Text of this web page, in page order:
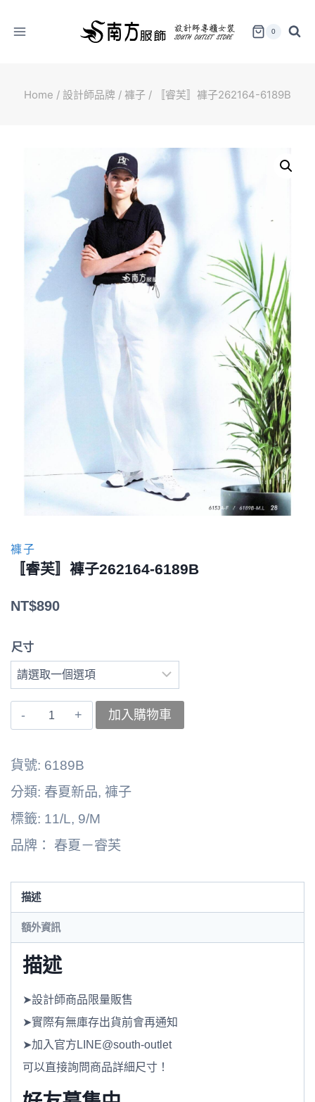
0
Home / 設計師品牌 / 褲子 / 〚睿芙〛褲子262164-6189B
褲子
〚睿芙〛褲子262164-6189B
NT$890
尺寸
〚睿
262164-
6189B
數
加入購物車
貨號: 6189B
分類: 春夏新品, 褲子
標籤: 11/L, 9/M
品牌： 春夏－睿芙
描述
額外資訊
描述
➤設計師商品限量販售
➤實際有無庫存出貨前會再通知
➤加入官方LINE@south-outlet
可以直接詢問商品詳細尺寸！